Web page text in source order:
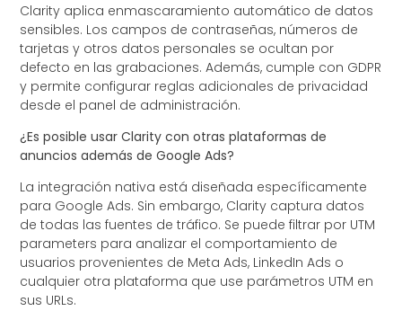
Clarity aplica enmascaramiento automático de datos
sensibles. Los campos de contraseñas, números de
tarjetas y otros datos personales se ocultan por
defecto en las grabaciones. Además, cumple con GDPR
y permite configurar reglas adicionales de privacidad
desde el panel de administración.
¿Es posible usar Clarity con otras plataformas de
anuncios además de Google Ads?
La integración nativa está diseñada específicamente
para Google Ads. Sin embargo, Clarity captura datos
de todas las fuentes de tráfico. Se puede filtrar por UTM
parameters para analizar el comportamiento de
usuarios provenientes de Meta Ads, LinkedIn Ads o
cualquier otra plataforma que use parámetros UTM en
sus URLs.